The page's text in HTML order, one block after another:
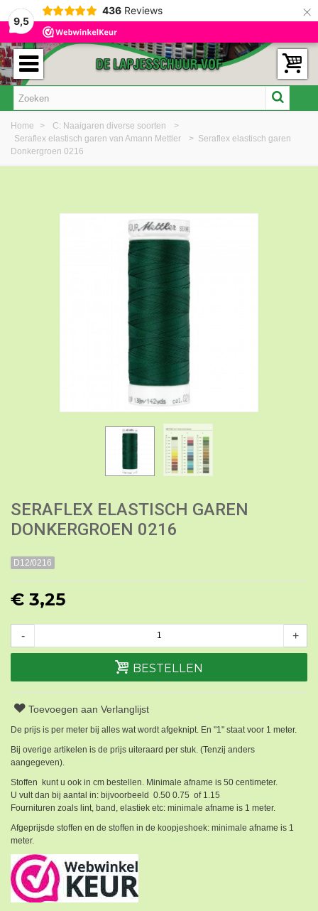
9,5
436 Reviews ×
Home > C: Naaigaren diverse soorten
>
Seraflex elastisch garen van Amann Mettler
> Seraflex elastisch garen
Donkergroen 0216
SERAFLEX ELASTISCH GAREN
DONKERGROEN 0216
D12/0216
€ 3,25
- +
BESTELLEN
Toevoegen aan Verlanglijst
De prijs is per meter bij alles wat wordt afgeknipt. En "1" staat voor 1 meter.
Bij overige artikelen is de prijs uiteraard per stuk. (Tenzij anders
aangegeven).
Stoffen kunt u ook in cm bestellen. Minimale afname is 50 centimeter.
U vult dan bij aantal in: bijvoorbeeld 0.50 0.75 of 1.15
Fournituren zoals lint, band, elastiek etc: minimale afname is 1 meter.
Afgeprijsde stoffen en de stoffen in de koopjeshoek: minimale afname is 1
meter.